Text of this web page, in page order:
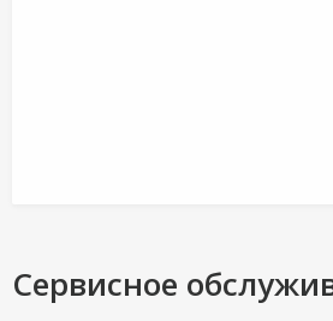
Сервисное